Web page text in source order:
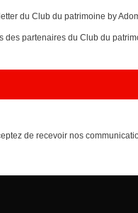
du Club du patrimoine by
des partenaires du Club du
de recevoir nos